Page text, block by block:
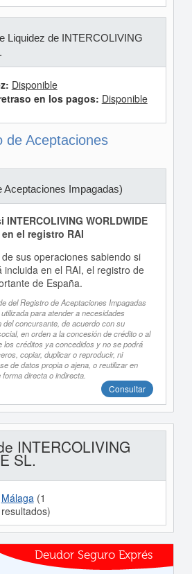
Liquidez de INTERCOLIVING
Disponible
en los pagos: Disponible
de Aceptaciones
Aceptaciones Impagadas)
WORLDWIDE
el registro RAI
sus operaciones sabiendo si
incluida en el RAI, el registro de
de España.
del Registro de Aceptaciones Impagadas
para atender a necesidades
del concursante, de acuerdo con su
en orden a la concesión de crédito o al
los créditos ya concedidos y no se podrá
copiar, duplicar o reproducir, ni
de datos propia o ajena, o reutilizar en
directa o indirecta.
Consultar
INTERCOLIVING
SL.
Málaga(1
resultados)
Deudor Seguro Exprés